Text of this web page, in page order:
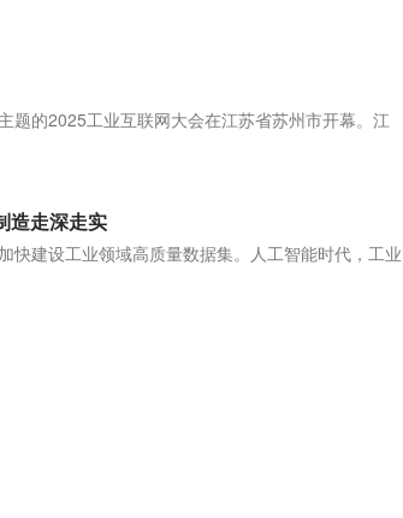
题的2025工业互联网大会在江苏省苏州市开幕。江
造走深走实
快建设工业领域高质量数据集。人工智能时代，工业